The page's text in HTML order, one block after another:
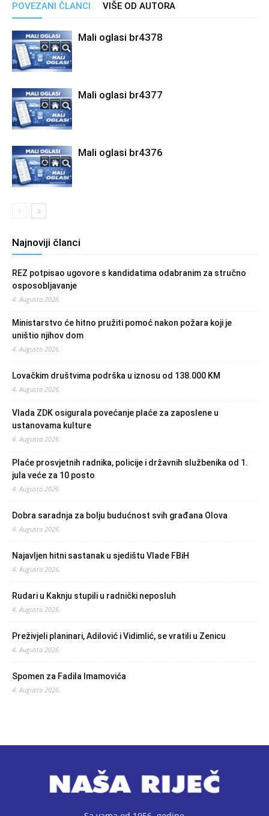
POVEZANI ČLANCI VIŠE OD AUTORA
Mali oglasi br4378
Mali oglasi br4377
Mali oglasi br4376
Najnoviji članci
REZ potpisao ugovore s kandidatima odabranim za stručno
osposobljavanje
4. Augusta 2026.
Ministarstvo će hitno pružiti pomoć nakon požara koji je
uništio njihov dom
4. Augusta 2026.
Lovačkim društvima podrška u iznosu od 138.000 KM
4. Augusta 2026.
Vlada ZDK osigurala povećanje plaće za zaposlene u
ustanovama kulture
4. Augusta 2026.
Plaće prosvjetnih radnika, policije i državnih službenika od 1.
jula veće za 10 posto
4. Augusta 2026.
Dobra saradnja za bolju budućnost svih građana Olova
4. Augusta 2026.
Najavljen hitni sastanak u sjedištu Vlade FBiH
4. Augusta 2026.
Rudari u Kaknju stupili u radnički neposluh
4. Augusta 2026.
Preživjeli planinari, Adilović i Vidimlić, se vratili u Zenicu
4. Augusta 2026.
Spomen za Fadila Imamovića
4. Augusta 2026.